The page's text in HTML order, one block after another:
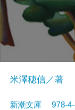
米澤穂信／著
新潮文庫 978-